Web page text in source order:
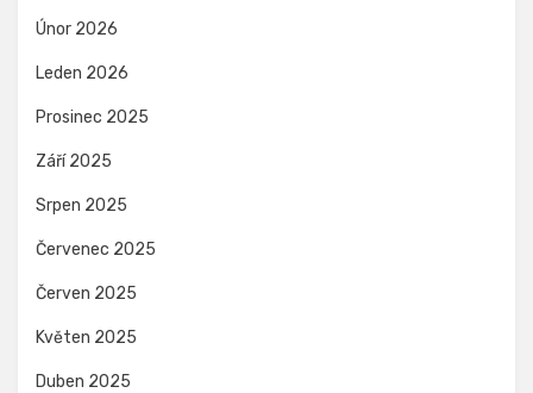
Únor 2026
Leden 2026
Prosinec 2025
Září 2025
Srpen 2025
Červenec 2025
Červen 2025
Květen 2025
Duben 2025